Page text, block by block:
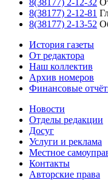
8(38177) 2-12-81
8(38177) 2-13-52
История газеты
От редактора
Наш коллектив
Архив номеров
Финансовые
Новости
Отделы редакции
Досуг
Услуги и реклама
Местное
Контакты
Авторские права